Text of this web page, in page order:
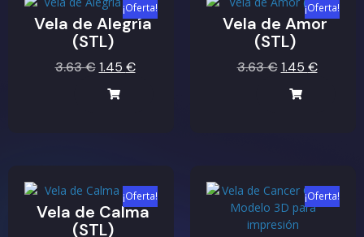
¡Oferta!
Vela de Alegría
(STL)
3.63€ 1.45 €
¡Oferta!
Vela de Amor
(STL)
3.63€ 1.45 €
¡Oferta!
Vela de Calma
(STL)
¡Oferta!